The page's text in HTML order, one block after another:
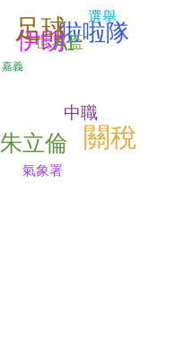
朱立倫
氣象署
AI
啦啦隊
世界盃
嘉義
中職
伊朗
足球 選舉
關稅